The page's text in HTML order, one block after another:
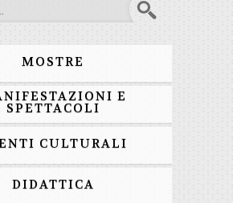
MOSTRE
E
SPETTACOLI
CULTURALI
DIDATTICA